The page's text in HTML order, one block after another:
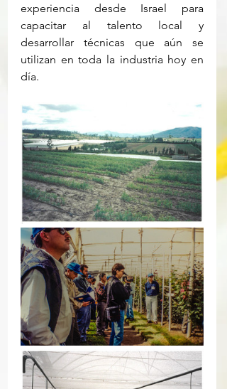
experiencia desde Israel para
capacitar al talento local y
desarrollar técnicas que aún se
utilizan en toda la industria hoy en
día.